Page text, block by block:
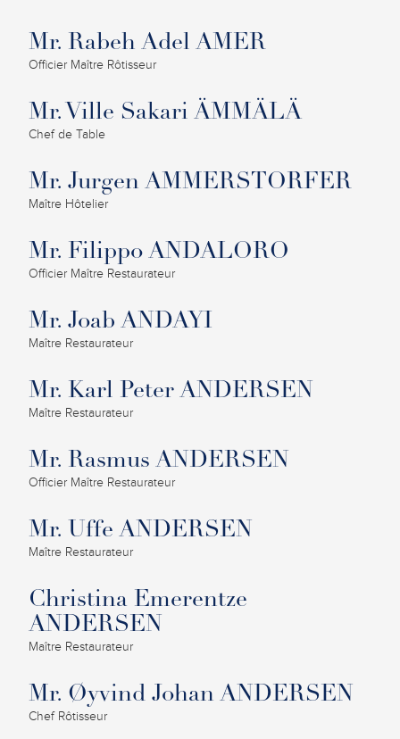
Mr. Rabeh Adel AMER
Officier Maître Rôtisseur
Mr. Ville Sakari ÄMMÄLÄ
Chef de Table
Mr. Jurgen AMMERSTORFER
Maître Hôtelier
Mr. Filippo ANDALORO
Officier Maître Restaurateur
Mr. Joab ANDAYI
Maître Restaurateur
Mr. Karl Peter ANDERSEN
Maître Restaurateur
Mr. Rasmus ANDERSEN
Officier Maître Restaurateur
Mr. Uffe ANDERSEN
Maître Restaurateur
Christina Emerentze
ANDERSEN
Maître Restaurateur
Mr. Øyvind Johan ANDERSEN
Chef Rôtisseur